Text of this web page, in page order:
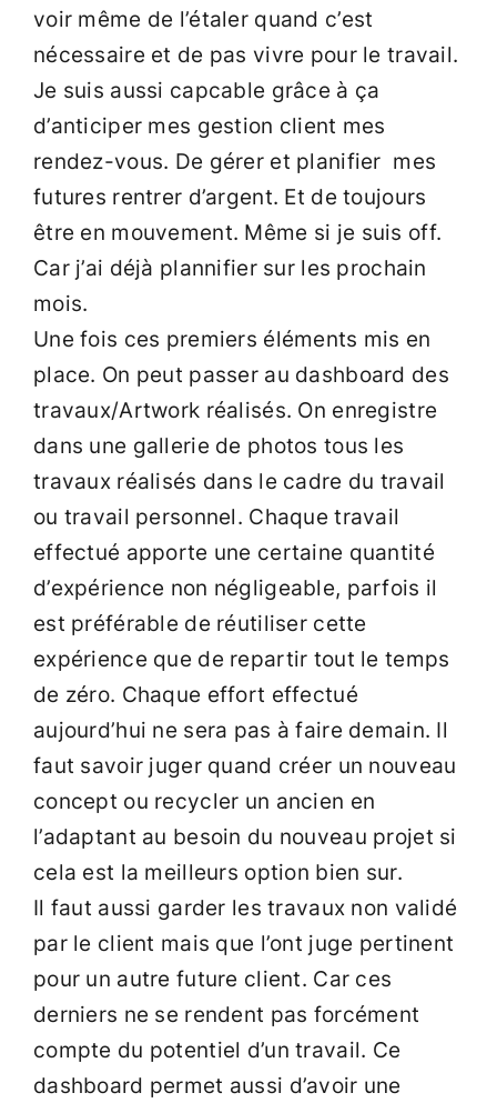
voir même de l’étaler quand c’est
nécessaire et de pas vivre pour le travail.
Je suis aussi capcable grâce à ça
d’anticiper mes gestion client mes
rendez-vous. De gérer et planifier mes
futures rentrer d’argent. Et de toujours
être en mouvement. Même si je suis off.
Car j’ai déjà plannifier sur les prochain
mois.
Une fois ces premiers éléments mis en
place. On peut passer au dashboard des
travaux/Artwork réalisés. On enregistre
dans une gallerie de photos tous les
travaux réalisés dans le cadre du travail
ou travail personnel. Chaque travail
effectué apporte une certaine quantité
d’expérience non négligeable, parfois il
est préférable de réutiliser cette
expérience que de repartir tout le temps
de zéro. Chaque effort effectué
aujourd’hui ne sera pas à faire demain. Il
faut savoir juger quand créer un nouveau
concept ou recycler un ancien en
l’adaptant au besoin du nouveau projet si
cela est la meilleurs option bien sur.
Il faut aussi garder les travaux non validé
par le client mais que l’ont juge pertinent
pour un autre future client. Car ces
derniers ne se rendent pas forcément
compte du potentiel d’un travail. Ce
dashboard permet aussi d’avoir une